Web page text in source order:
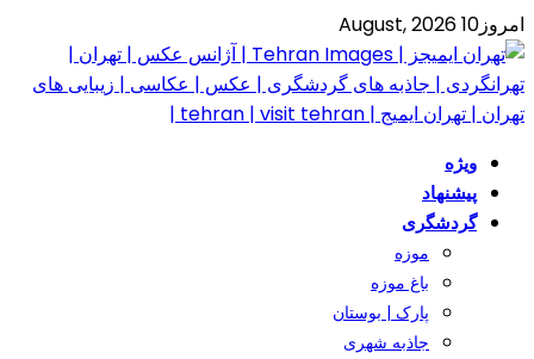
امروز10 August, 2026
ویژه
پیشنهاد
گردشگری
موزه
باغ موزه
پارک | بوستان
جاذبه شهری